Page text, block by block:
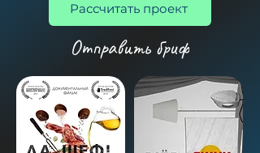
Рассчитать проект
Отправить бриф